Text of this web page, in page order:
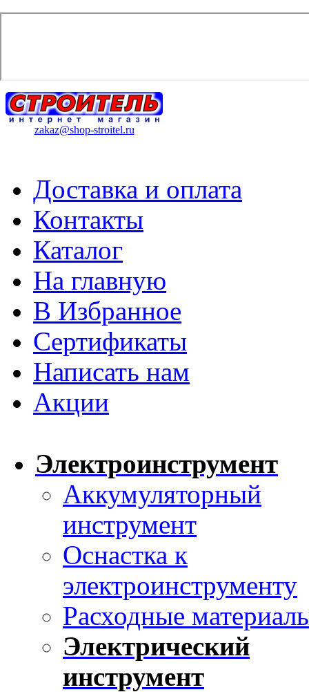
zakaz@shop-stroitel.ru
Доставка и оплата
Контакты
Каталог
На главную
В Избранное
Сертификаты
Написать нам
Акции
Электроинструмент
Аккумуляторный
инструмент
Оснастка к
электроинструменту
Расходные
Электрический
инструмент